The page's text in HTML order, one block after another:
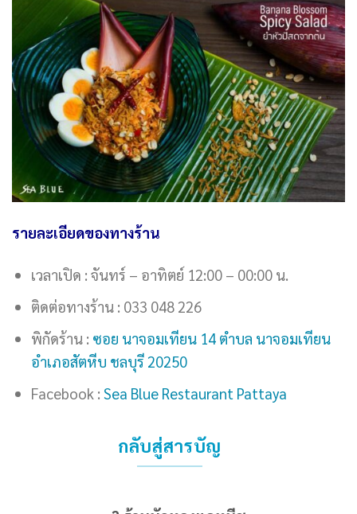
รายละเอียดของทางร้าน
เวลาเปิด : จันทร์ – อาทิตย์ 12:00 – 00:00 น.
ติดต่อทางร้าน : 033 048 226
พิกัดร้าน : ซอย นาจอมเทียน 14 ตำบล นาจอมเทียน
อำเภอสัตหีบ ชลบุรี 20250
Facebook : Sea Blue Restaurant Pattaya
กลับสู่สารบัญ